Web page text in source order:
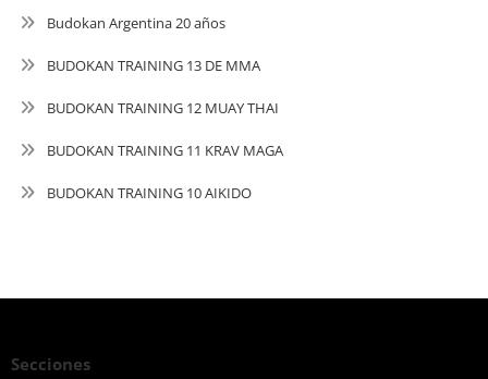
Budokan Argentina 20 años
BUDOKAN TRAINING 13 DE MMA
BUDOKAN TRAINING 12 MUAY THAI
BUDOKAN TRAINING 11 KRAV MAGA
BUDOKAN TRAINING 10 AIKIDO
Secciones